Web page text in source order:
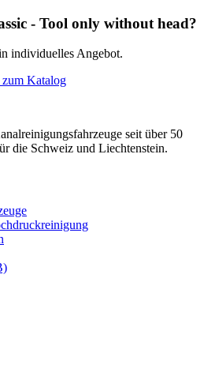
- Tool only without head?
individuelles Angebot.
Katalog
seit über 50
die Schweiz und Liechtenstein.